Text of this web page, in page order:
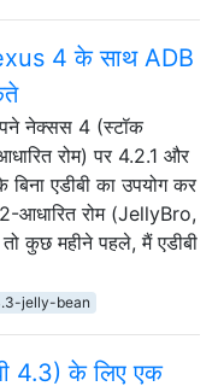
4 के साथ ADB
नेक्सस 4 (स्टॉक
रोम) पर 4.2.1 और
एडीबी का उपयोग कर
आधारित रोम (JellyBro,
कुछ महीने पहले, मैं एडीबी
jelly-bean
4.3) के लिए एक